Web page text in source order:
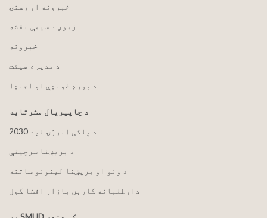
خبرونه او رسنۍ
زموږ د سیمې نقشه
خبرونه
د مدیره هیئت
د بورډ غونډې او اجنډا
د چاپیریال مشرتابه
2030 د پاکې انرژۍ لید
د بریښنا سرچینې
د ونو او بریښنا لینونو ساتنه
داوطلبانه کاربن بازار افشا کول